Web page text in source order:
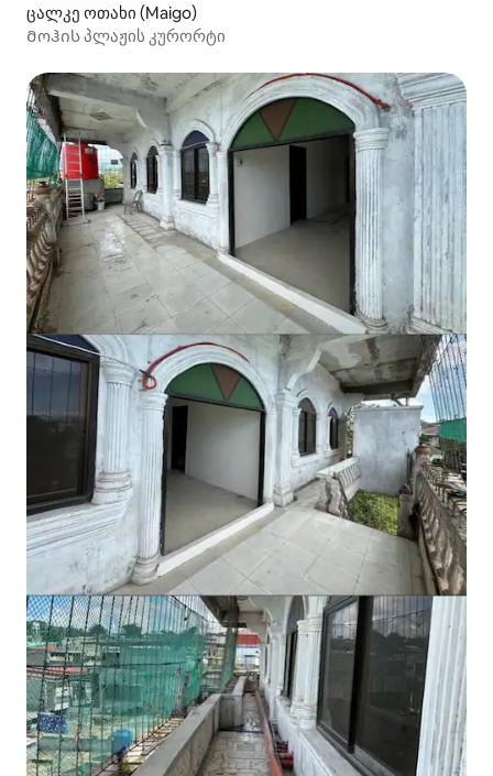
ცალკე ოთახი (Maigo)
Მოჰის პლაჟის კურორტი